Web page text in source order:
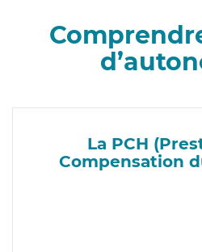
La PCH
Compensation